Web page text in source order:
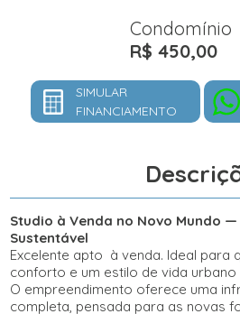
Condomínio
R$ 450,00
SIMULAR
FINANCIAMENTO
Studio à Venda no Novo Mundo
Sustentável
Excelente apto à venda. Ideal para
conforto e um estilo de vida urbano
O empreendimento oferece uma
completa, pensada para as novas